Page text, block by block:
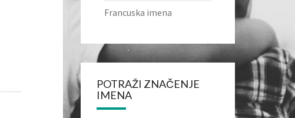
Francuska imena
POTRAŽI ZNAČENJE
IMENA